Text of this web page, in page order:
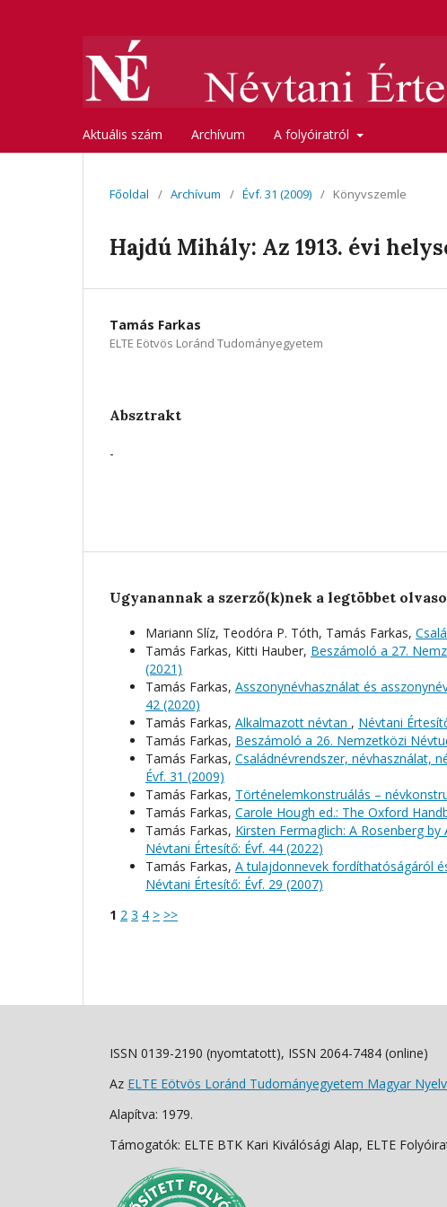
Aktuális szám Archívum A folyóiratról
Főoldal / Archívum / Évf. 31 (2009) / Könyvszemle
Hajdú Mihály: Az 1913. évi
Tamás Farkas
ELTE Eötvös Loránd Tudományegyetem
Absztrakt
-
Ugyanannak a szerző(k)nek a legtöbbet
Mariann Slíz, Teodóra P. Tóth, Tamás Farkas,
Tamás Farkas, Kitti Hauber, Beszámoló a 27.
(2021)
Tamás Farkas, Asszonynévhasználat és
42 (2020)
Tamás Farkas, Alkalmazott névtan , Névtani
Tamás Farkas, Beszámoló a 26. Nemzetközi
Tamás Farkas, Családnévrendszer, névhasználat,
Évf. 31 (2009)
Tamás Farkas, Történelemkonstruálás –
Tamás Farkas, Carole Hough ed.: The Oxford
Tamás Farkas, Kirsten Fermaglich: A Rosenberg
Névtani Értesítő: Évf. 44 (2022)
Tamás Farkas, A tulajdonnevek fordíthatóságáról
Névtani Értesítő: Évf. 29 (2007)
1 2 3 4 > >>
ISSN 0139-2190 (nyomtatott), ISSN 2064-7484 (online)
Az ELTE Eötvös Loránd Tudományegyetem Magyar
Alapítva: 1979.
Támogatók: ELTE BTK Kari Kiválósági Alap, ELTE